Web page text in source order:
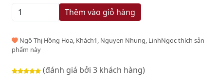
Thêm vào giỏ hàng
Ngô Thị Hồng Hoa, Khách1, Nguyen Nhung, LinhNgoc thích sản
phẩm này
(đánh giá bởi 3 khách hàng)